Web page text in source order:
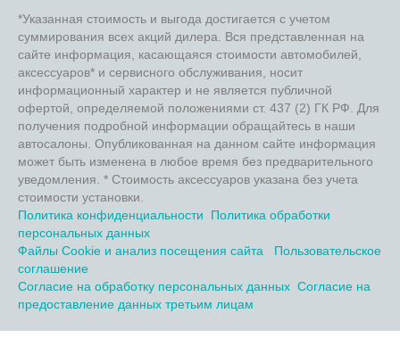
*Указанная стоимость и выгода достигается с учетом
суммирования всех акций дилера. Вся представленная на
сайте информация, касающаяся стоимости автомобилей,
аксессуаров* и сервисного обслуживания, носит
информационный характер и не является публичной
офертой, определяемой положениями ст. 437 (2) ГК РФ. Для
получения подробной информации обращайтесь в наши
автосалоны. Опубликованная на данном сайте информация
может быть изменена в любое время без предварительного
уведомления. * Стоимость аксессуаров указана без учета
стоимости установки.
Политика конфиденциальности
Политика обработки
персональных данных
Файлы Cookie и анализ посещения сайта
Пользовательское
соглашение
Согласие на обработку персональных данных Согласие на
предоставление данных третьим лицам